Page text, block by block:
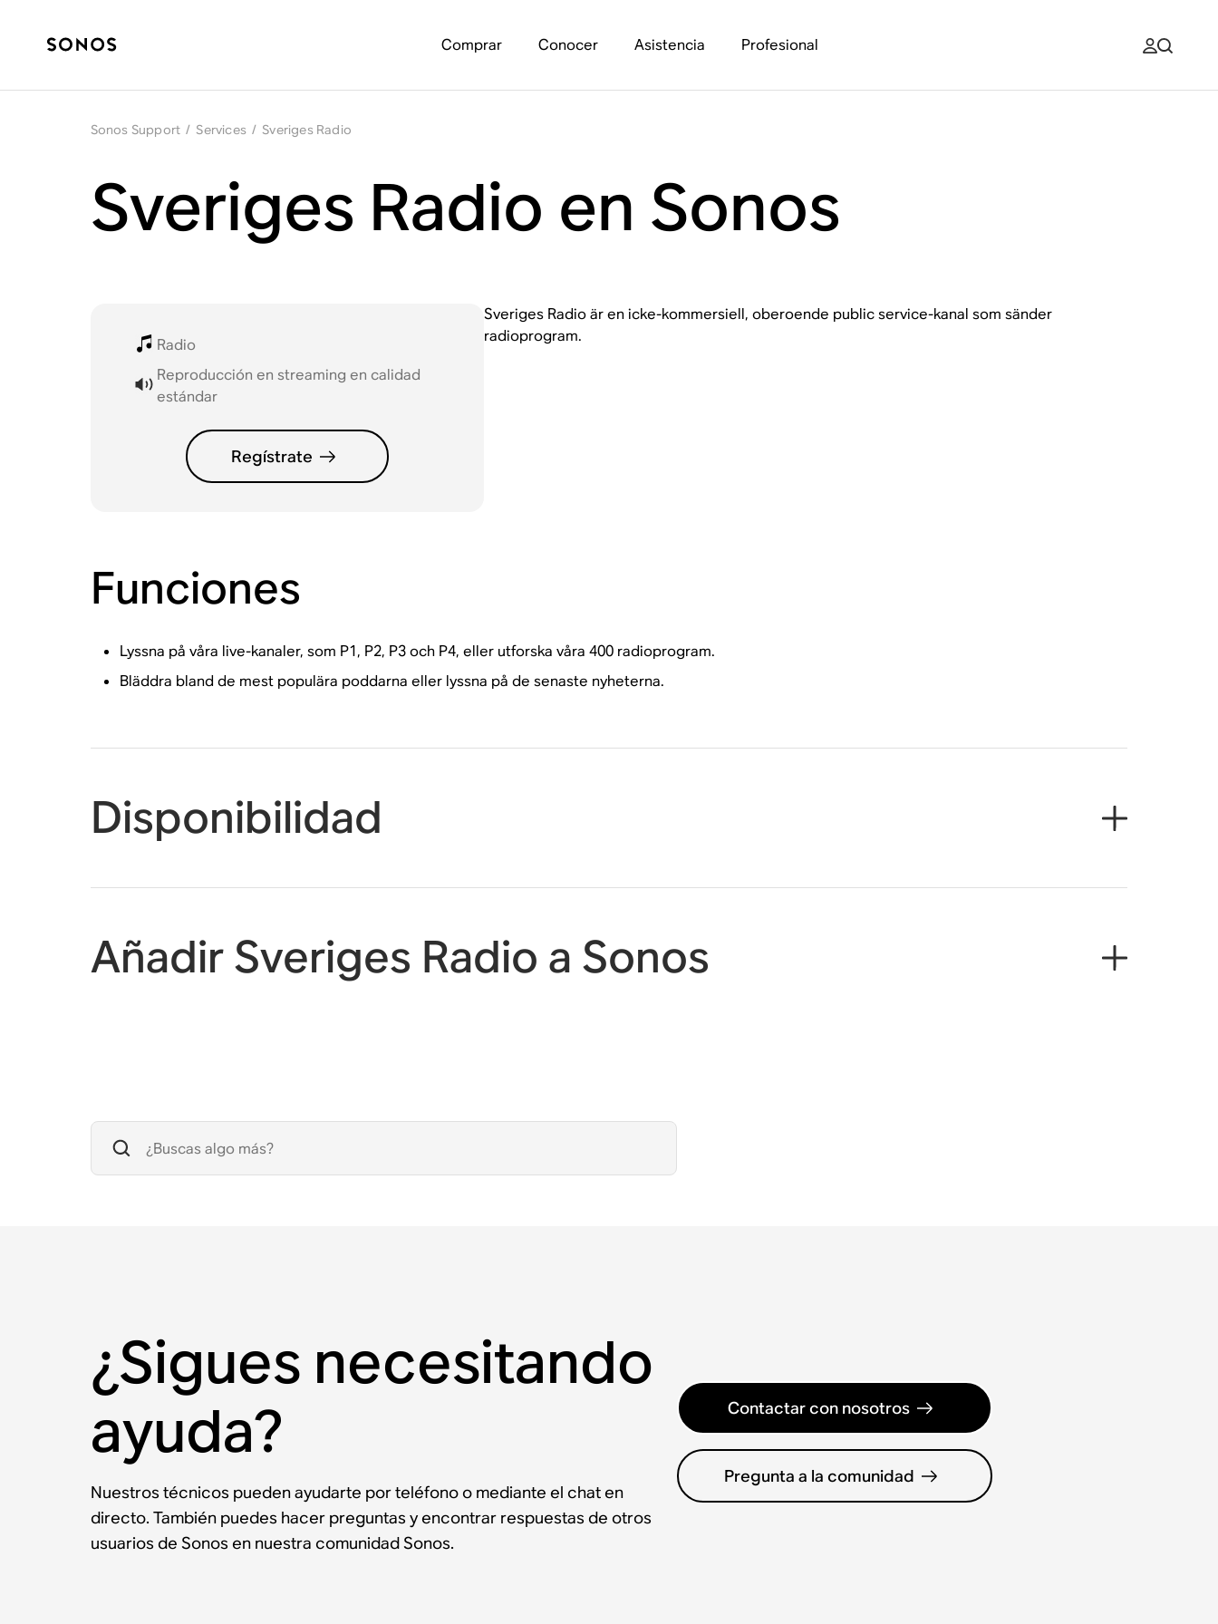
Comprar Conocer Asistencia Profesional
Sonos Support / Services / Sveriges Radio
Sveriges Radio en Sonos
Radio
Reproducción en streaming en calidad
estándar
Regístrate
Sveriges Radio är en icke-kommersiell, oberoende public service-kanal som sänder
radioprogram.
Funciones
Lyssna på våra live-kanaler, som P1, P2, P3 och P4, eller utforska våra 400 radioprogram.
Bläddra bland de mest populära poddarna eller lyssna på de senaste nyheterna.
Disponibilidad
Añadir Sveriges Radio a Sonos
¿Sigues necesitando
ayuda?
Nuestros técnicos pueden ayudarte por teléfono o mediante el chat en
directo. También puedes hacer preguntas y encontrar respuestas de otros
usuarios de Sonos en nuestra comunidad Sonos.
Contactar con nosotros
Pregunta a la comunidad